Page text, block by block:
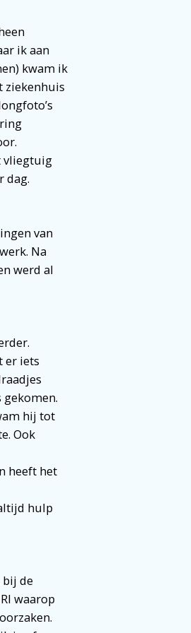
ik aan
kwam ik
ziekenhuis
vliegtuig
dag.
van
Na
werd al
er iets
hij tot
Ook
heeft het
hulp
bij de
waarop